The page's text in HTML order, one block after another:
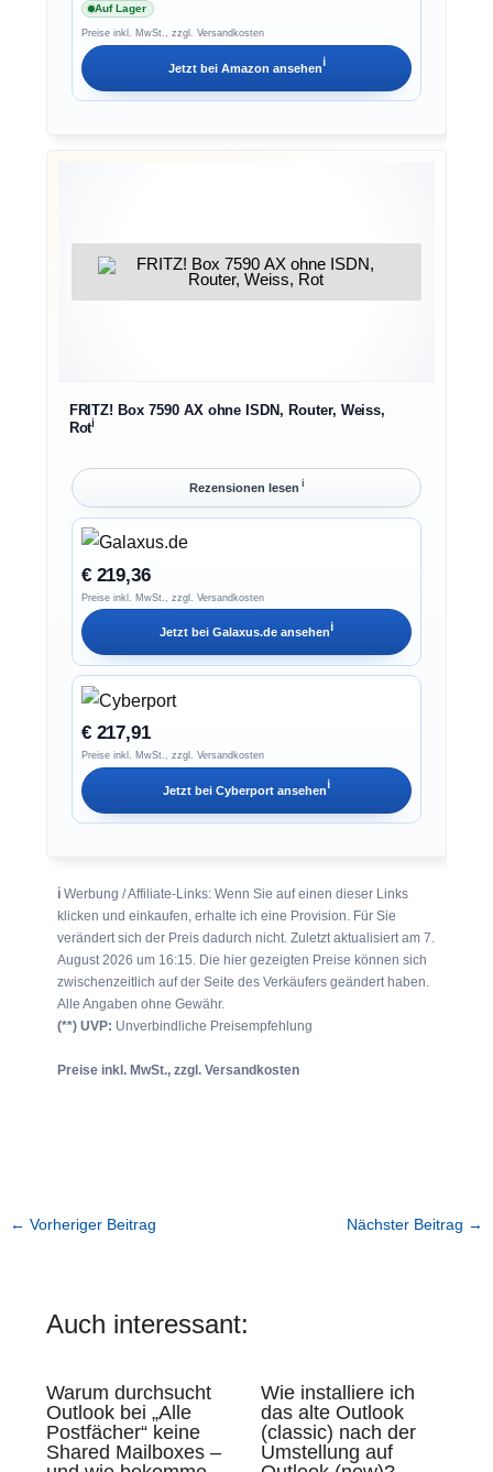
Auf Lager
Preise inkl. MwSt., zzgl. Versandkosten
Jetzt bei Amazon ansehenℹ︎
FRITZ! Box 7590 AX ohne ISDN, Router, Weiss,
Rotℹ︎
Rezensionen lesen ℹ︎
€ 219,36
Preise inkl. MwSt., zzgl. Versandkosten
Jetzt bei Galaxus.de ansehenℹ︎
€ 217,91
Preise inkl. MwSt., zzgl. Versandkosten
Jetzt bei Cyberport ansehenℹ︎
ℹ︎Werbung / Affiliate-Links: Wenn Sie auf einen dieser Links
klicken und einkaufen, erhalte ich eine Provision. Für Sie
verändert sich der Preis dadurch nicht. Zuletzt aktualisiert am 7.
August 2026 um 16:15. Die hier gezeigten Preise können sich
zwischenzeitlich auf der Seite des Verkäufers geändert haben.
Alle Angaben ohne Gewähr.
(**) UVP: Unverbindliche Preisempfehlung
Preise inkl. MwSt., zzgl. Versandkosten
← Vorheriger Beitrag Nächster Beitrag →
Auch interessant:
Warum durchsucht
Outlook bei „Alle
Postfächer“ keine
Shared Mailboxes –
Wie installiere ich
das alte Outlook
(classic) nach der
Umstellung auf